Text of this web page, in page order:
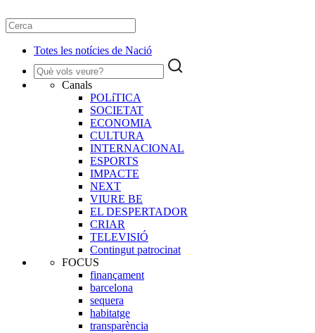
Totes les notícies de Nació
Canals
POLíTICA
SOCIETAT
ECONOMIA
CULTURA
INTERNACIONAL
ESPORTS
IMPACTE
NEXT
VIURE BE
EL DESPERTADOR
CRIAR
TELEVISIÓ
Contingut patrocinat
FOCUS
finançament
barcelona
sequera
habitatge
transparència